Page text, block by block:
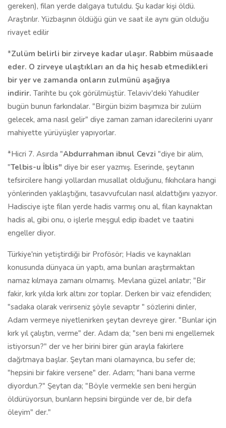
gereken), filan yerde dalgaya tutuldu. Şu kadar kişi öldü.
Araştırılır. Yüzbaşının öldüğü gün ve saat ile aynı gün olduğu
rivayet edilir
*Zulüm belirli bir zirveye kadar ulaşır. Rabbim müsaade
eder. O zirveye ulaştıkları an da hiç hesab etmedikleri
bir yer ve zamanda onların zulmünü aşağıya
indirir. Tarihte bu çok görülmüştür. Telaviv'deki Yahudiler
bugün bunun farkındalar. "Birgün bizim başımıza bir zulüm
gelecek, ama nasıl gelir" diye zaman zaman idarecilerini uyarır
mahiyette yürüyüşler yapıyorlar.
*Hicri 7. Asırda "Abdurrahman ibnul Cevzi "diye bir alim,
"Telbis-u İblis" diye bir eser yazmış. Eserinde, şeytanın
tefsircilere hangi yollardan musallat olduğunu, fıkıhcılara hangi
yönlerinden yaklaştığını, tasavvufcuları nasıl aldattığını yazıyor.
Hadisciye işte filan yerde hadis varmış onu al, filan kaynaktan
hadis al, gibi onu, o işlerle meşgul edip ibadet ve taatini
engeller diyor.
Türkiye'nin yetiştirdiği bir Profösör; Hadis ve kaynakları
konusunda dünyaca ün yaptı, ama bunları araştırmaktan
namaz kılmaya zamanı olmamış. Mevlana güzel anlatır; "Bir
fakir, kırk yılda kırk altını zor toplar. Derken bir vaiz efendiden;
"sadaka olarak verirseniz şöyle sevaptır " sözlerini dinler,
Adam vermeye niyetlenirken şeytan devreye girer. "Bunlar için
kırk yıl çalıştın, verme" der. Adam da; "sen beni mi engellemek
istiyorsun?" der ve her birini birer gün arayla fakirlere
dağıtmaya başlar. Şeytan mani olamayınca, bu sefer de;
"hepsini bir fakire versene" der. Adam; "hani bana verme
diyordun.?" Şeytan da; "Böyle vermekle sen beni hergün
öldürüyorsun, bunların hepsini birgünde ver de, bir defa
öleyim" der."